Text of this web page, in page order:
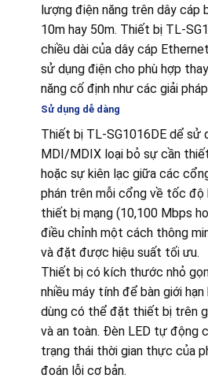
lượng điện năng trên dây cáp
10m hay 50m. Thiết bị TL-
chiều dài của dây cáp
sử dụng điện cho phù hợp
năng cố định như các giải
Sử dụng dễ dàng
Thiết bị TL-SG1016DE dể sử
MDI/MDIX loại bỏ sự cần
hoặc sự kiên lạc giữa các
phán trên mỗi cổng về tốc
thiết bị mạng (10,100 Mbps
điều chỉnh một cách thông
và đặt được hiệu suất tối ưu.
Thiết bị có kích thước nhỏ
nhiều máy tính để bàn giới
dùng có thể đặt thiết bị trên
và an toàn. Đèn LED tự động
trạng thái thời gian thực của
đoán lỗi cơ bản.